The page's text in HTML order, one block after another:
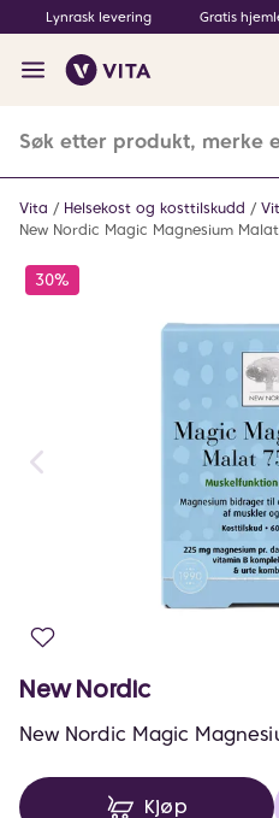
Lynrask levering Gratis
Vita Helsekost og kosttilskudd
New Nordic Magic Magnesium Malat
30%
New Nordic
New Nordic Magic
Kjøp